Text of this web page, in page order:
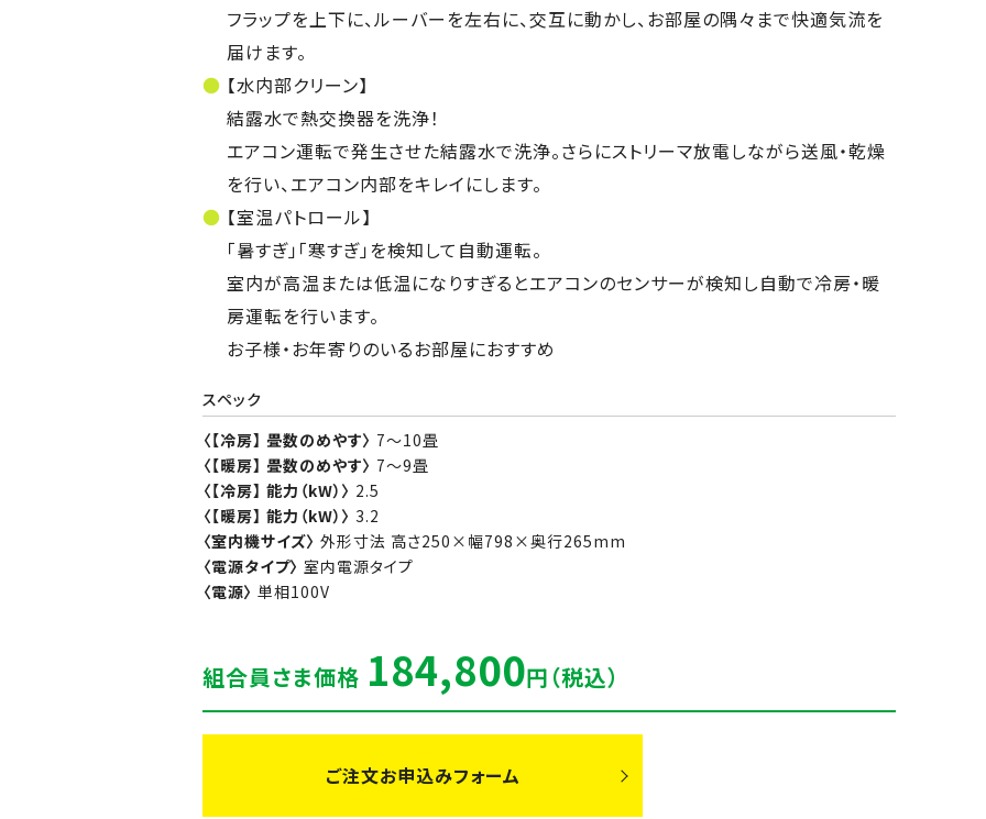
フラップを上下に、ルーバーを左右に、交互に動かし、お部屋の隅々まで快適気流を
届けます。
【水内部クリーン】
結露水で熱交換器を洗浄！
エアコン運転で発生させた結露水で洗浄。さらにストリーマ放電しながら送風・乾燥
を行い、エアコン内部をキレイにします。
【室温パトロール】
「暑すぎ」「寒すぎ」を検知して自動運転。
室内が高温または低温になりすぎるとエアコンのセンサーが検知し自動で冷房・暖
房運転を行います。
お子様・お年寄りのいるお部屋におすすめ
スペック
〈【冷房】 畳数のめやす〉 7～10畳
〈【暖房】 畳数のめやす〉 7～9畳
〈【冷房】 能力（kW）〉 2.5
〈【暖房】 能力（kW）〉 3.2
〈室内機サイズ〉 外形寸法 高さ250×幅798×奥行265mm
〈電源タイプ〉 室内電源タイプ
〈電源〉 単相100V
組合員さま価格 184,800円（税込）
ご注文お申込みフォーム